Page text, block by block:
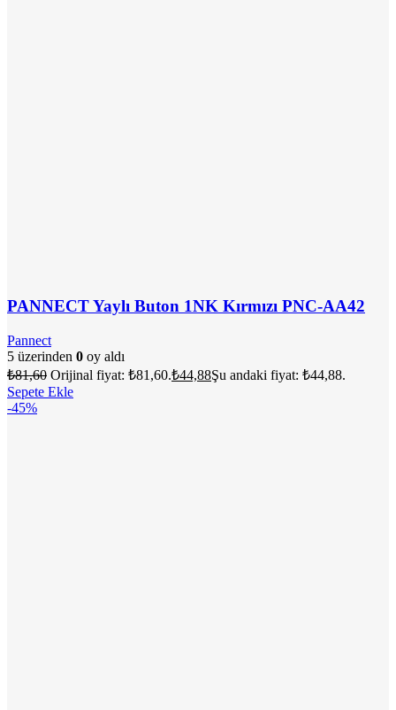
PANNECT Yaylı Buton 1NK Kırmızı PNC-AA42
Pannect
5 üzerinden 0 oy aldı
₺81,60 Orijinal fiyat: ₺81,60.₺44,88Şu andaki fiyat: ₺44,88.
Sepete Ekle
-45%